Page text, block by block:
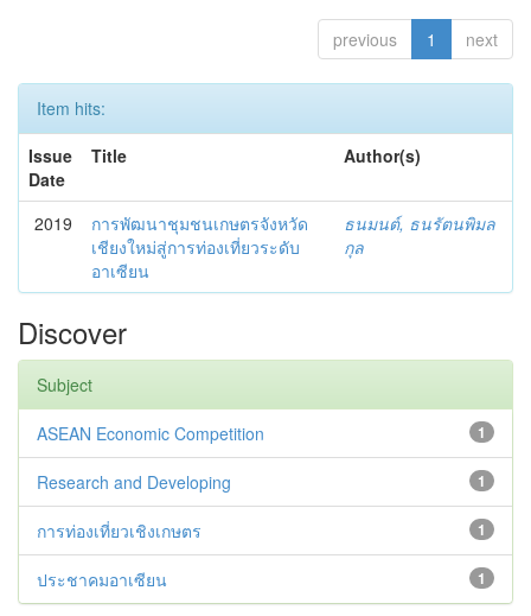
previous 1 next
Item hits:
Issue
Date
Title Author(s)
2019
การพัฒนาชุมชนเกษตรจังหวัด
เชียงใหม่สู่การท่องเที่ยวระดับ
อาเซียน
ธนมนต์, ธนรัตนพิมล
กุล
Discover
Subject
1
ASEAN Economic Competition
1
Research and Developing
1
การท่องเที่ยวเชิงเกษตร
1
ประชาคมอาเซียน